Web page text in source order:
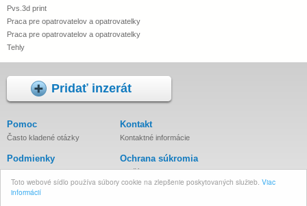
Toto webové sídlo používa súbory cookie na zlepšenie poskytovaných služieb. Viac
informácií
Pvs.3d print
Praca pre opatrovatelov a opatrovatelky
Praca pre opatrovatelov a opatrovatelky
Tehly
Pridať inzerát
Pomoc
Často kladené otázky
Kontakt
Kontaktné informácie
Podmienky
Podmienky inzercie
Ochrana súkromia
Používanie cookies
Zásady spracovania osobných